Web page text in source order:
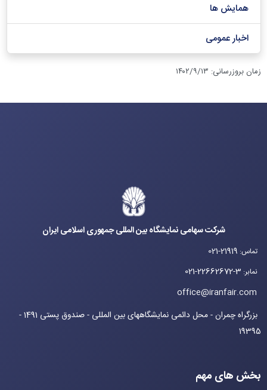
همایش ها
اخبار عمومی
زمان بروزرسانی: ۱۴۰۲/۹/۱۳
شرکت سهامی نمایشگاه بین المللی جمهوری اسلامی ایران
تماس:
021-21919
نمابر:
021-22662672-3
office@iranfair.com
بزرگراه چمران - محل دائمی نمایشگاههای بین المللی - صندوق پستی 1491 -
19395
بخش های مهم